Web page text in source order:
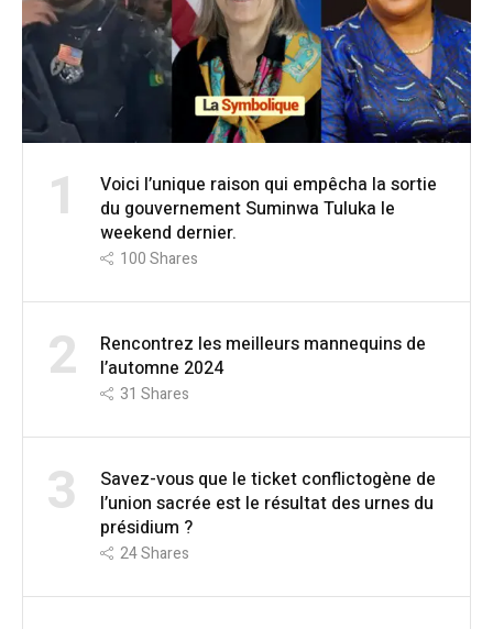
1
Voici l’unique raison qui empêcha la sortie
du gouvernement Suminwa Tuluka le
weekend dernier.
100Shares
2
Rencontrez les meilleurs mannequins de
l’automne 2024
31 Shares
3
Savez-vous que le ticket conflictogène de
l’union sacrée est le résultat des urnes du
présidium ?
24Shares